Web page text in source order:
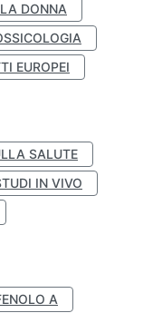
DONNA
EUROPEI
SALUTE
IN VIVO
A